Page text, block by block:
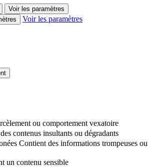
Voir les paramètres
Voir les paramètres
ou comportement vexatoire
contenus insultants ou dégradants
Contient des informations trompeuses ou
un contenu sensible